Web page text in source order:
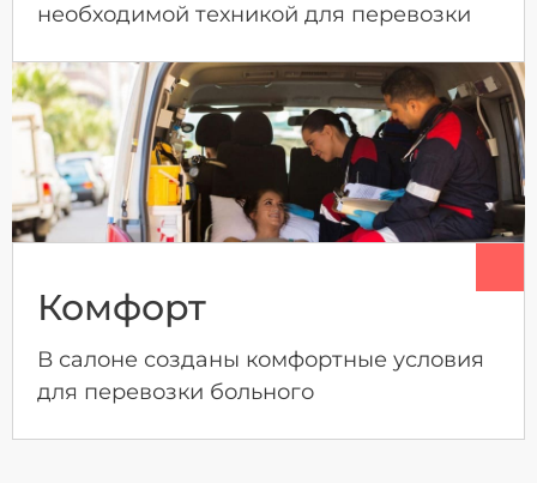
необходимой техникой для перевозки
Комфорт
В салоне созданы комфортные условия
для перевозки больного